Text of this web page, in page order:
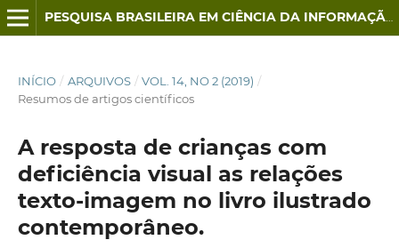
PESQUISA BRASILEIRA EM CIÊNCIA DA INFORMAÇÃO E BIBLIOTECONOMIA
INÍCIO / ARQUIVOS / VOL. 14, NO 2 (2019) /
Resumos de artigos científicos
A resposta de crianças com
deficiência visual as relações
texto-imagem no livro ilustrado
contemporâneo.